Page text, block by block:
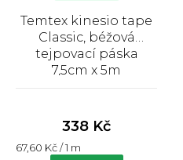
Temtex kinesio tape
Classic, béžová
tejpovací páska
7,5cm x 5m
produktu
5,0
338 Kč
Měrná
67,60 Kč / 1 m